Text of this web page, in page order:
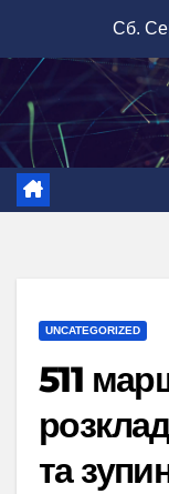
вмісту
Сб.
UNCATEGORIZED
511
та